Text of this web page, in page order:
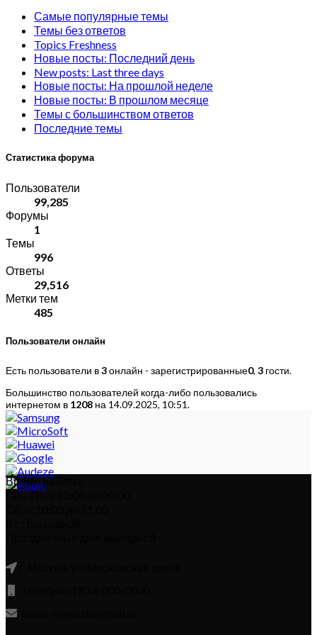
Самые популярные темы
Темы без ответов
Topics Freshness
Новые посты: Последний день
New posts: Last three days
Новые посты: На прошлой неделе
Новые посты: В прошлом месяце
Темы с большинством ответов
Последние темы
Статистика форума
Пользователи
99,285
Форумы
1
Темы
996
Ответы
29,516
Метки тем
485
Пользователи онлайн
Есть пользователи в3онлайн - зарегистрированные0, 3 гости.
Большинство пользователей когда-либо пользовались
интернетом в 1208 на 14.09.2025, 10:51.
Время работы:
Пн – Пт: с 10:00 до 20:00